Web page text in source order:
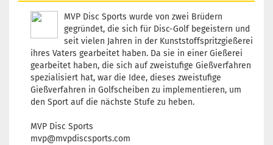
MVP Disc Sports wurde von zwei Brüdern
gegründet, die sich für Disc-Golf begeistern und
seit vielen Jahren in der Kunststoffspritzgießerei
ihres Vaters gearbeitet haben. Da sie in einer Gießerei
gearbeitet haben, die sich auf zweistufige Gießverfahren
spezialisiert hat, war die Idee, dieses zweistufige
Gießverfahren in Golfscheiben zu implementieren, um
den Sport auf die nächste Stufe zu heben.
MVP Disc Sports
mvp@mvpdiscsports.com